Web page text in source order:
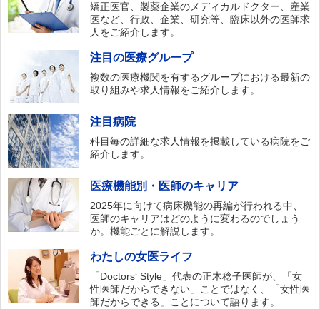
矯正医官、製薬企業のメディカルドクター、産業
医など、行政、企業、研究等、臨床以外の医師求
人をご紹介します。
注目の医療グループ
複数の医療機関を有するグループにおける最新の
取り組みや求人情報をご紹介します。
注目病院
科目毎の詳細な求人情報を掲載している病院をご
紹介します。
医療機能別・医師のキャリア
2025年に向けて病床機能の再編が行われる中、
医師のキャリアはどのように変わるのでしょう
か。機能ごとに解説します。
わたしの女医ライフ
「Doctors‘ Style」代表の正木稔子医師が、「女
性医師だからできない」ことではなく、「女性医
師だからできる」ことについて語ります。